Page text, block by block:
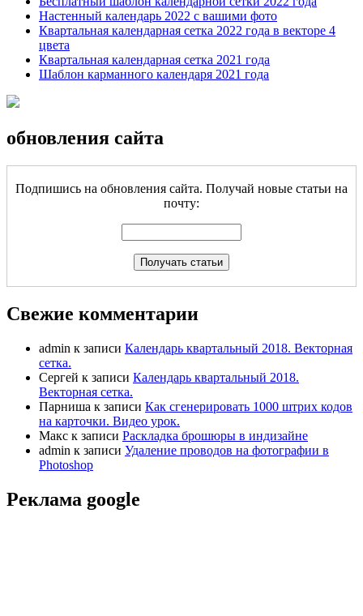
Настенный календарь 2022 с вашими фото
Квартальная календарная сетка 2022 года в векторе 4
цвета
Квартальная календарная сетка 2021 года
Шаблон карманного календаря 2021 года
обновления сайта
Подпишись на обновления сайта. Получай новые статьи на
почту:
Свежие комментарии
admin к записи Календарь квартальный 2018. Векторная
сетка.
Сергей к записи Календарь квартальный 2018.
Векторная сетка.
Парниша к записи Как сгенерировать 1000 штрих кодов
на карточки. Видео урок.
Макс к записи Раскладка брошюры в индизайне
admin к записи Удаление проводов на фотографии в
Photoshop
Реклама google